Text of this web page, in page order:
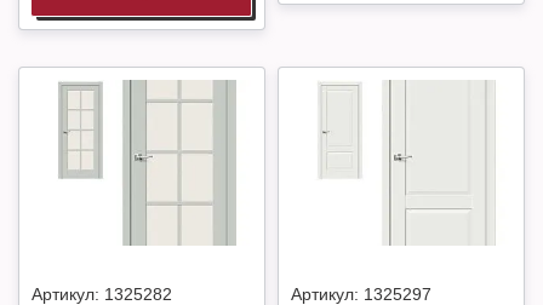
Артикул: 1325282 Артикул: 1325297